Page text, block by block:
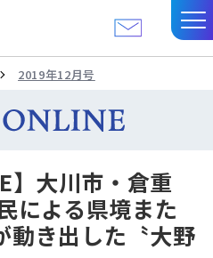
2019年12月号
】大川市・倉重
による県境また
動き出した〝大野